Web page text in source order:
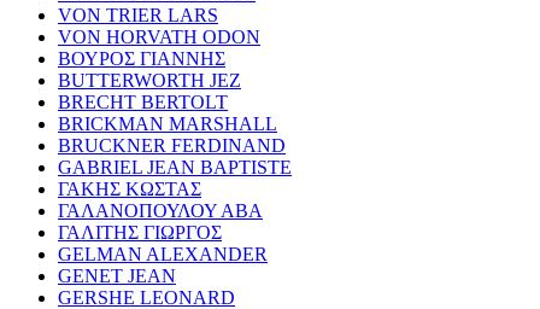
VON TRIER LARS
VON HORVATH ODON
ΒΟΥΡΟΣ ΓΙΑΝΝΗΣ
BUTTERWORTH JEZ
BRECHT BERTOLT
BRICKMAN MARSHALL
BRUCKNER FERDINAND
GABRIEL JEAN BAPTISTE
ΓΑΚΗΣ ΚΩΣΤΑΣ
ΓΑΛΑΝΟΠΟΥΛΟΥ ΑΒΑ
ΓΑΛΙΤΗΣ ΓΙΩΡΓΟΣ
GELMAN ALEXANDER
GENET JEAN
GERSHE LEONARD